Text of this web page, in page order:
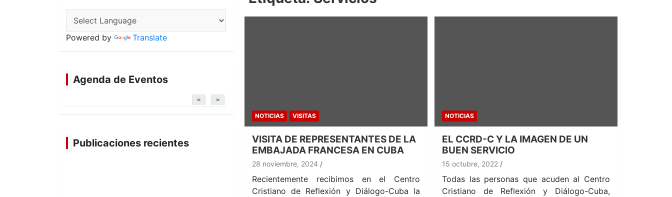
NOTICIAS VISITAS
VISITA DE REPRESENTANTES DE LA
EMBAJADA FRANCESA EN CUBA
28 noviembre, 2024
Recientemente recibimos en el Centro
Cristiano de Reflexión y Diálogo-Cuba la
NOTICIAS
EL CCRD-C Y LA IMAGEN DE UN
BUEN SERVICIO
15 octubre, 2022
Todas las personas que acuden al Centro
Cristiano de Reflexión y Diálogo-Cuba,
Powered by Translate
Agenda de Eventos
< >
Publicaciones recientes